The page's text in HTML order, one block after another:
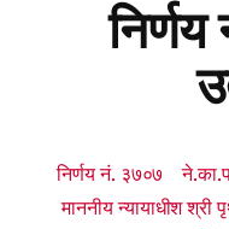
निर्णय नं. ३७०७
माननीय न्यायाधीश श्री